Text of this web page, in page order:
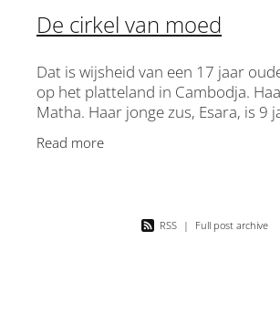
ONDERSTEUN
CONTACT
Blog
My Account
De cirkel van moed
Dat is wijsheid van een 17 jaar
op het platteland in Cambodja.
Matha. Haar jonge zus, Esara, is 9
samen zitten we in de schaduw van
huis. Omdat Matha
Read more
RSS | Full post archive